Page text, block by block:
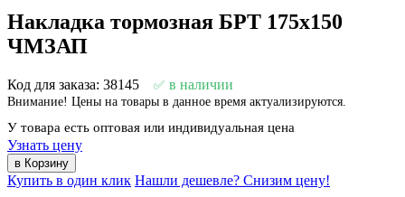
Накладка тормозная БРТ 175х150
ЧМЗАП
Код для заказа: 38145 в наличии
Внимание! Цены на товары в данное время актуализируются.
У товара есть оптовая или индивидуальная цена
Узнать цену
Купить в один клик Нашли дешевле? Снизим цену!